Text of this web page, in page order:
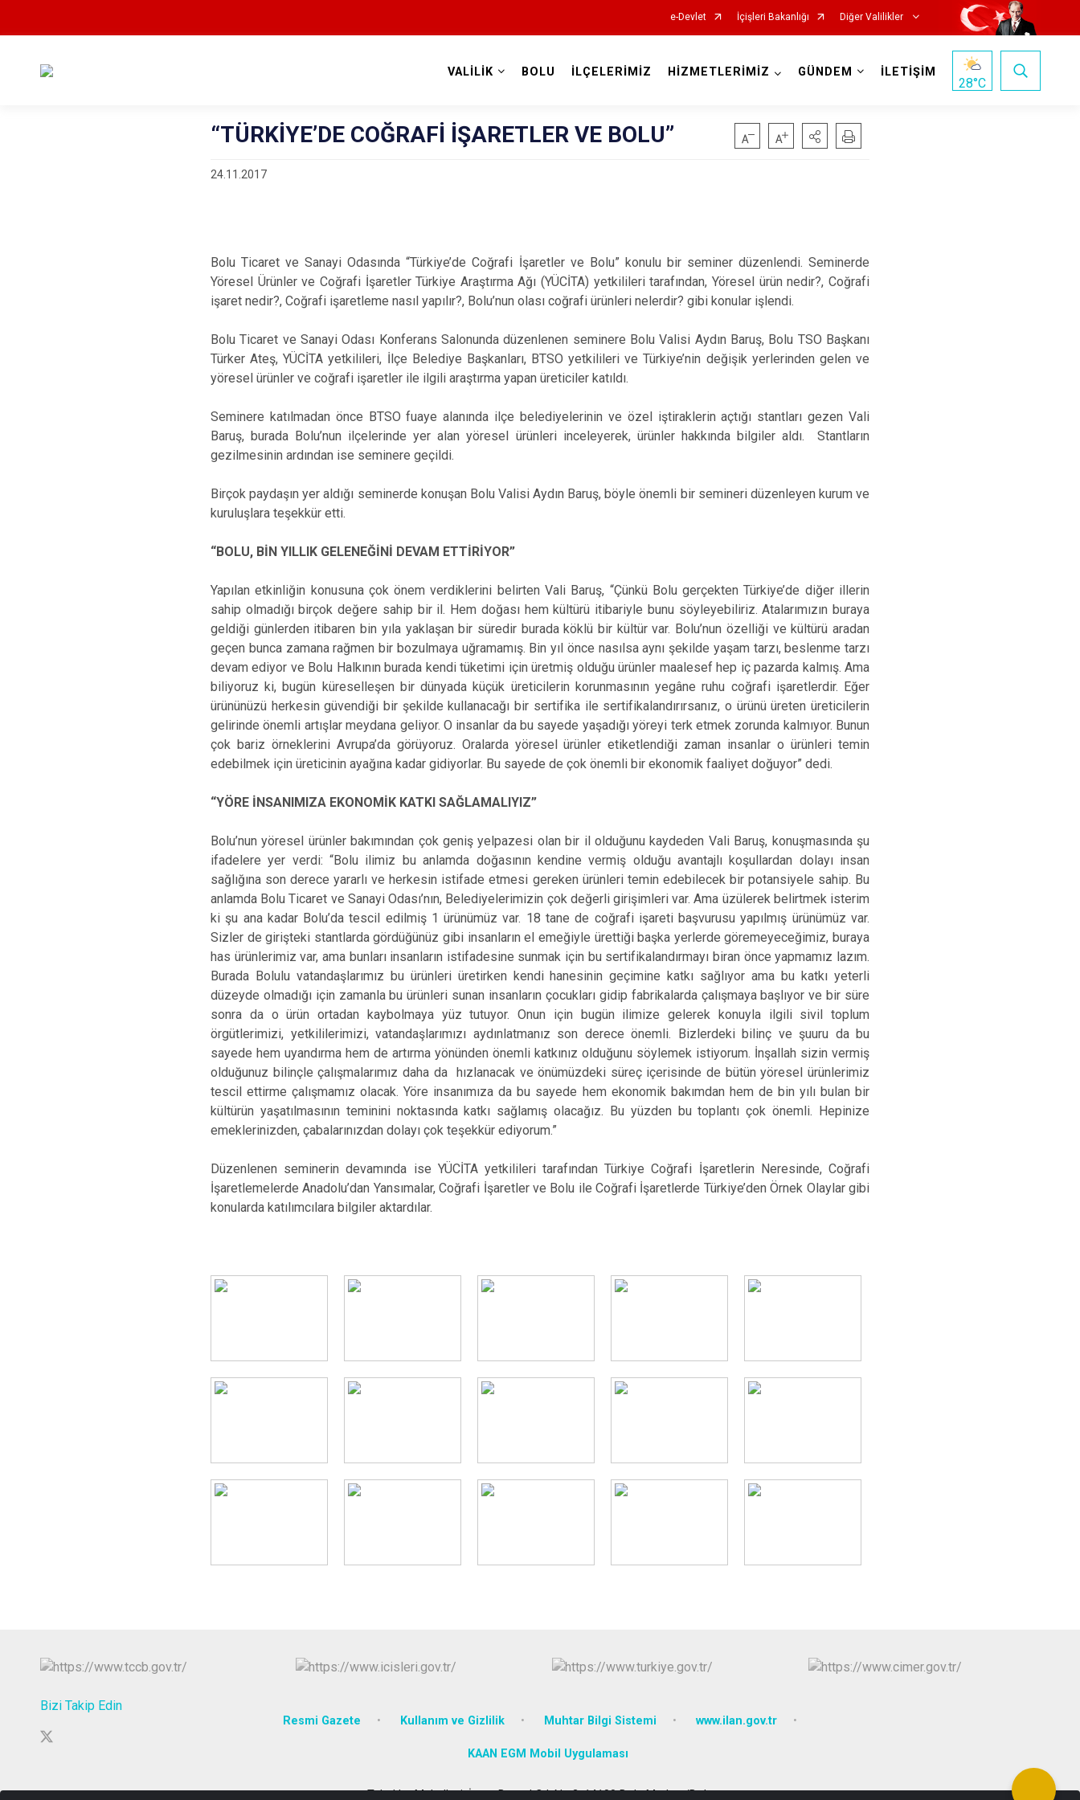
e-Devlet İçişleri Bakanlığı Diğer Valilikler
VALİLİK BOLU İLÇELERİMİZ HİZMETLERİMİZ GÜNDEM İLETİŞİM
28°C
“TÜRKİYE’DE COĞRAFİ İŞARETLER VE BOLU”
24.11.2017
Bolu Ticaret ve Sanayi Odasında “Türkiye’de Coğrafi İşaretler ve Bolu” konulu bir seminer düzenlendi. Seminerde
Yöresel Ürünler ve Coğrafi İşaretler Türkiye Araştırma Ağı (YÜCİTA) yetkilileri tarafından, Yöresel ürün nedir?, Coğrafi
işaret nedir?, Coğrafi işaretleme nasıl yapılır?, Bolu’nun olası coğrafi ürünleri nelerdir? gibi konular işlendi.
Bolu Ticaret ve Sanayi Odası Konferans Salonunda düzenlenen seminere Bolu Valisi Aydın Baruş, Bolu TSO Başkanı
Türker Ateş, YÜCİTA yetkilileri, İlçe Belediye Başkanları, BTSO yetkilileri ve Türkiye’nin değişik yerlerinden gelen ve
yöresel ürünler ve coğrafi işaretler ile ilgili araştırma yapan üreticiler katıldı.
Seminere katılmadan önce BTSO fuaye alanında ilçe belediyelerinin ve özel iştiraklerin açtığı stantları gezen Vali
Baruş, burada Bolu’nun ilçelerinde yer alan yöresel ürünleri inceleyerek, ürünler hakkında bilgiler aldı. Stantların
gezilmesinin ardından ise seminere geçildi.
Birçok paydaşın yer aldığı seminerde konuşan Bolu Valisi Aydın Baruş, böyle önemli bir semineri düzenleyen kurum ve
kuruluşlara teşekkür etti.
“BOLU, BİN YILLIK GELENEĞİNİ DEVAM ETTİRİYOR”
Yapılan etkinliğin konusuna çok önem verdiklerini belirten Vali Baruş, “Çünkü Bolu gerçekten Türkiye’de diğer illerin
sahip olmadığı birçok değere sahip bir il. Hem doğası hem kültürü itibariyle bunu söyleyebiliriz. Atalarımızın buraya
geldiği günlerden itibaren bin yıla yaklaşan bir süredir burada köklü bir kültür var. Bolu’nun özelliği ve kültürü aradan
geçen bunca zamana rağmen bir bozulmaya uğramamış. Bin yıl önce nasılsa aynı şekilde yaşam tarzı, beslenme tarzı
devam ediyor ve Bolu Halkının burada kendi tüketimi için üretmiş olduğu ürünler maalesef hep iç pazarda kalmış. Ama
biliyoruz ki, bugün küreselleşen bir dünyada küçük üreticilerin korunmasının yegâne ruhu coğrafi işaretlerdir. Eğer
ürününüzü herkesin güvendiği bir şekilde kullanacağı bir sertifika ile sertifikalandırırsanız, o ürünü üreten üreticilerin
gelirinde önemli artışlar meydana geliyor. O insanlar da bu sayede yaşadığı yöreyi terk etmek zorunda kalmıyor. Bunun
çok bariz örneklerini Avrupa’da görüyoruz. Oralarda yöresel ürünler etiketlendiği zaman insanlar o ürünleri temin
edebilmek için üreticinin ayağına kadar gidiyorlar. Bu sayede de çok önemli bir ekonomik faaliyet doğuyor” dedi.
“YÖRE İNSANIMIZA EKONOMİK KATKI SAĞLAMALIYIZ”
Bolu’nun yöresel ürünler bakımından çok geniş yelpazesi olan bir il olduğunu kaydeden Vali Baruş, konuşmasında şu
ifadelere yer verdi: “Bolu ilimiz bu anlamda doğasının kendine vermiş olduğu avantajlı koşullardan dolayı insan
sağlığına son derece yararlı ve herkesin istifade etmesi gereken ürünleri temin edebilecek bir potansiyele sahip. Bu
anlamda Bolu Ticaret ve Sanayi Odası’nın, Belediyelerimizin çok değerli girişimleri var. Ama üzülerek belirtmek isterim
ki şu ana kadar Bolu’da tescil edilmiş 1 ürünümüz var. 18 tane de coğrafi işareti başvurusu yapılmış ürünümüz var.
Sizler de girişteki stantlarda gördüğünüz gibi insanların el emeğiyle ürettiği başka yerlerde göremeyeceğimiz, buraya
has ürünlerimiz var, ama bunları insanların istifadesine sunmak için bu sertifikalandırmayı biran önce yapmamız lazım.
Burada Bolulu vatandaşlarımız bu ürünleri üretirken kendi hanesinin geçimine katkı sağlıyor ama bu katkı yeterli
düzeyde olmadığı için zamanla bu ürünleri sunan insanların çocukları gidip fabrikalarda çalışmaya başlıyor ve bir süre
sonra da o ürün ortadan kaybolmaya yüz tutuyor. Onun için bugün ilimize gelerek konuyla ilgili sivil toplum
örgütlerimizi, yetkililerimizi, vatandaşlarımızı aydınlatmanız son derece önemli. Bizlerdeki bilinç ve şuuru da bu
sayede hem uyandırma hem de artırma yönünden önemli katkınız olduğunu söylemek istiyorum. İnşallah sizin vermiş
olduğunuz bilinçle çalışmalarımız daha da hızlanacak ve önümüzdeki süreç içerisinde de bütün yöresel ürünlerimiz
tescil ettirme çalışmamız olacak. Yöre insanımıza da bu sayede hem ekonomik bakımdan hem de bin yılı bulan bir
kültürün yaşatılmasının teminini noktasında katkı sağlamış olacağız. Bu yüzden bu toplantı çok önemli. Hepinize
emeklerinizden, çabalarınızdan dolayı çok teşekkür ediyorum.”
Düzenlenen seminerin devamında ise YÜCİTA yetkilileri tarafından Türkiye Coğrafi İşaretlerin Neresinde, Coğrafi
İşaretlemelerde Anadolu’dan Yansımalar, Coğrafi İşaretler ve Bolu ile Coğrafi İşaretlerde Türkiye’den Örnek Olaylar gibi
konularda katılımcılara bilgiler aktardılar.
Bizi Takip Edin
Resmi Gazete Kullanım ve Gizlilik Muhtar Bilgi Sistemi www.ilan.gov.tr
KAAN EGM Mobil Uygulaması
Tabaklar Mahallesi, İzzet Baysal Cd. No:2, 14100 Bolu Merkez/Bolu